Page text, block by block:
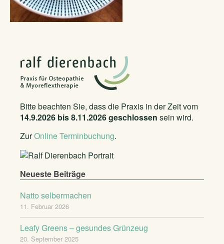
Bitte beachten Sie, dass die Praxis in der Zeit vom
14.9.2026 bis 8.11.2026 geschlossen sein wird.
ZurOnline Terminbuchung.
Neueste Beiträge
Natto selbermachen
11. Februar 2026
Leafy Greens – gesundes Grünzeug
20. September 2025